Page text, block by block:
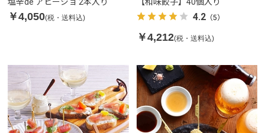
￥4,050(税・送料込) 4.2（5）
￥4,212(税・送料込)